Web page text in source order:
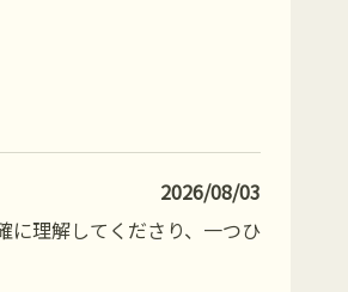
2026/08/03
に理解してくださり、一つひ